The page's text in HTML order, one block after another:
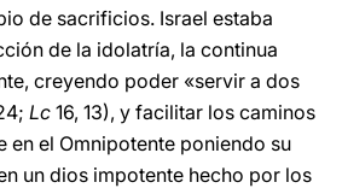
de sacrificios. Israel estaba
de la idolatría, la continua
creyendo poder «servir a dos
Lc 16, 13), y facilitar los caminos
en el Omnipotente poniendo su
un dios impotente hecho por los